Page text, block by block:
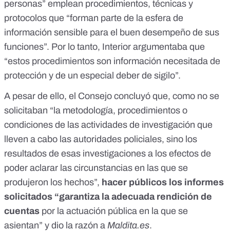
personas” emplean procedimientos, técnicas y
protocolos que “forman parte de la esfera de
información sensible para el buen desempeño de sus
funciones”. Por lo tanto, Interior argumentaba que
“estos procedimientos son información necesitada de
protección y de un especial deber de sigilo”.
A pesar de ello, el Consejo concluyó que, como no se
solicitaban “la metodología, procedimientos o
condiciones de las actividades de investigación que
lleven a cabo las autoridades policiales, sino los
resultados de esas investigaciones a los efectos de
poder aclarar las circunstancias en las que se
produjeron los hechos”, hacer públicos los informes
solicitados “garantiza la adecuada rendición de
cuentas por la actuación pública en la que se
asientan” y dio la razón a Maldita.es.